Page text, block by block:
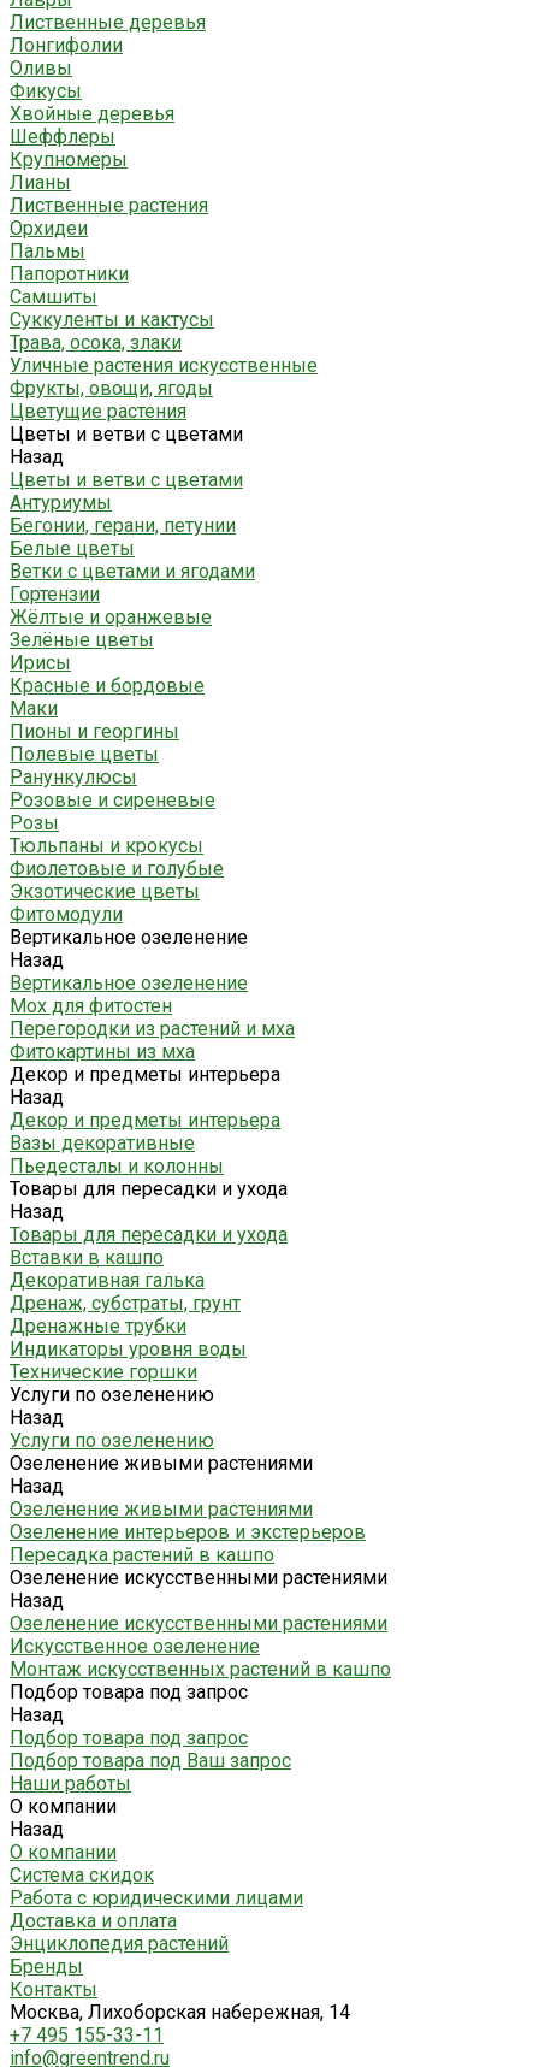
Лиственные деревья
Лонгифолии
Оливы
Фикусы
Хвойные деревья
Шеффлеры
Крупномеры
Лианы
Лиственные растения
Орхидеи
Пальмы
Папоротники
Самшиты
Суккуленты и кактусы
Трава, осока, злаки
Уличные растения искусственные
Фрукты, овощи, ягоды
Цветущие растения
Цветы и ветви с цветами
Назад
Цветы и ветви с цветами
Антуриумы
Бегонии, герани, петунии
Белые цветы
Ветки с цветами и ягодами
Гортензии
Жёлтые и оранжевые
Зелёные цветы
Ирисы
Красные и бордовые
Маки
Пионы и георгины
Полевые цветы
Ранункулюсы
Розовые и сиреневые
Розы
Тюльпаны и крокусы
Фиолетовые и голубые
Экзотические цветы
Фитомодули
Вертикальное озеленение
Назад
Вертикальное озеленение
Мох для фитостен
Перегородки из растений и мха
Фитокартины из мха
Декор и предметы интерьера
Назад
Декор и предметы интерьера
Вазы декоративные
Пьедесталы и колонны
Товары для пересадки и ухода
Назад
Товары для пересадки и ухода
Вставки в кашпо
Декоративная галька
Дренаж, субстраты, грунт
Дренажные трубки
Индикаторы уровня воды
Технические горшки
Услуги по озеленению
Назад
Услуги по озеленению
Озеленение живыми растениями
Назад
Озеленение живыми растениями
Озеленение интерьеров и экстерьеров
Пересадка растений в кашпо
Озеленение искусственными растениями
Назад
Озеленение искусственными растениями
Искусственное озеленение
Монтаж искусственных растений в кашпо
Подбор товара под запрос
Назад
Подбор товара под запрос
Подбор товара под Ваш запрос
Наши работы
О компании
Назад
О компании
Система скидок
Работа с юридическими лицами
Доставка и оплата
Энциклопедия растений
Бренды
Контакты
Москва, Лихоборская набережная, 14
+7 495 155-33-11
info@greentrend.ru